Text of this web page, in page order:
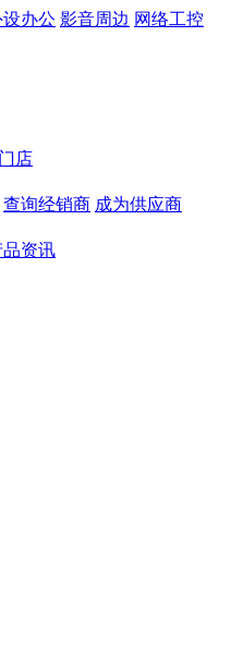
设办公 影音周边 网络工控
店
查询经销商 成为供应商
品资讯